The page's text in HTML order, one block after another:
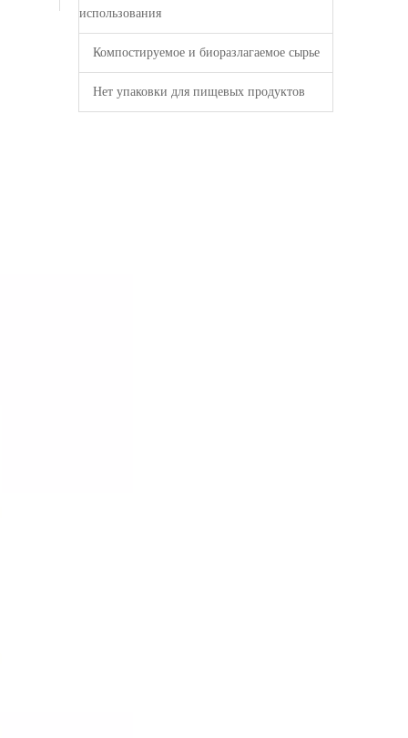
использования
Компостируемое и биоразлагаемое сырье
Нет упаковки для пищевых продуктов